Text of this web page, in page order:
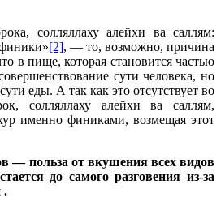
солляллаху алейхи ва саллям:
[2], — то, возможно, причина
в пище, которая становится частью
сути человека, но
еды. А так как это отсутствует во
солляллаху алейхи ва саллям,
именно финиками, возмещая этот
— польза от вкушения всех видов
до самого разговения из-за
.